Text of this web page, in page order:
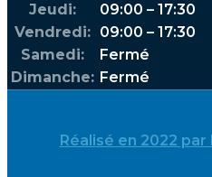
Jeudi:
09:00 – 17:30
Vendredi: 09:00 – 17:30
Samedi:
Fermé
Dimanche: Fermé
Réalisé en 2022 par